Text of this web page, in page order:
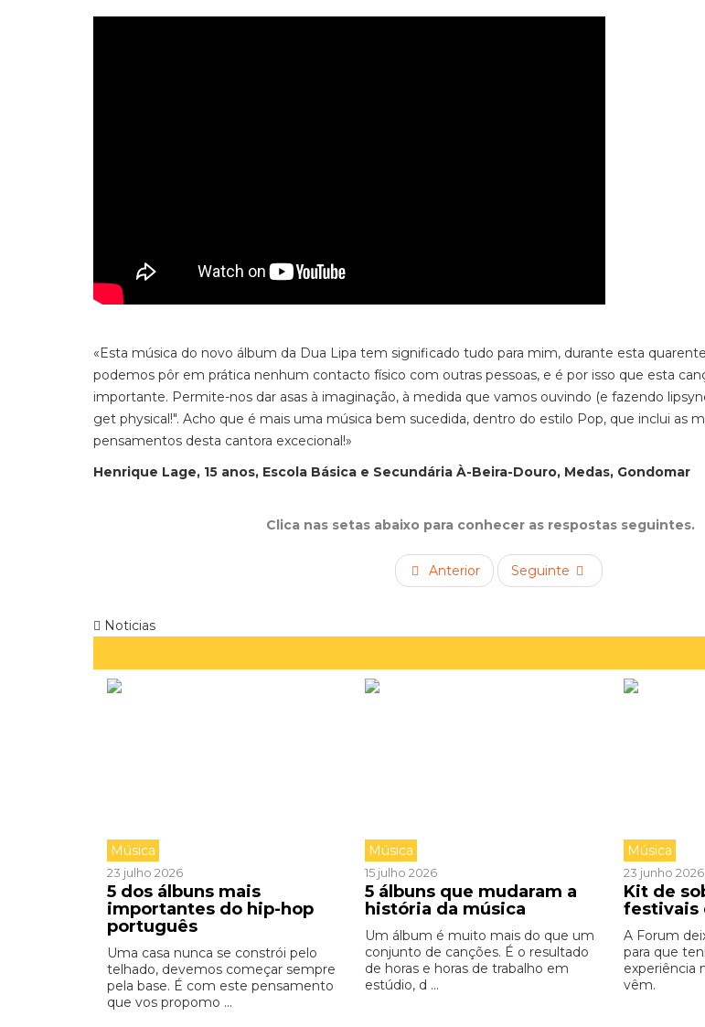
«Esta música do novo álbum da Dua Lipa tem significado tudo para mim, durante esta
podemos pôr em prática nenhum contacto físico com outras pessoas, e é por isso que esta
importante. Permite-nos dar asas à imaginação, à medida que vamos ouvindo (e fazendo
get physical!". Acho que é mais uma música bem sucedida, dentro do estilo Pop, que inclui as
pensamentos desta cantora excecional!»
Henrique Lage, 15 anos, Escola Básica e Secundária À-Beira-Douro, Medas, Gondomar
Clica nas setas abaixo para conhecer as respostas seguintes.
Anterior Seguinte
Noticias
Música
23 julho 2026
5 dos álbuns mais
importantes do hip-hop
português
Uma casa nunca se constrói pelo
telhado, devemos começar sempre
pela base. É com este pensamento
que vos propomo ...
Música
15 julho 2026
5 álbuns que mudaram a
história da música
Um álbum é muito mais do que um
conjunto de canções. É o resultado
de horas e horas de trabalho em
estúdio, d ...
Música
23 junho 2026
Kit de
festivais
A Forum
para que
experiência
vêm.